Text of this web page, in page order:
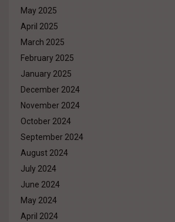
May 2025
April 2025
March 2025
February 2025
January 2025
December 2024
November 2024
October 2024
September 2024
August 2024
July 2024
June 2024
May 2024
April 2024